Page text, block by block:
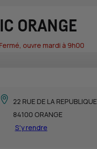
la page précédente
ORANGE
Fermé, ouvre mardi à 9h00
22 RUE DE LA REPUBLIQUE
84100 ORANGE
S'y rendre